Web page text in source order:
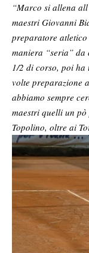
“Marco si allena
maestri Giovanni
preparatore
maniera “seria” da
1/2 di corso, poi ha
volte preparazione
abbiamo sempre
maestri quelli un
Topolino, oltre ai